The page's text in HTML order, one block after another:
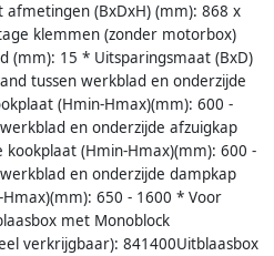
(BxDxH) (mm): 868 x
klemmen (zonder motorbox)
(mm): 15 * Uitsparingsmaat (BxD)
tussen werkblad en onderzijde
(Hmin-Hmax)(mm): 600 -
en onderzijde afzuigkap
(Hmin-Hmax)(mm): 600 -
en onderzijde dampkap
650 - 1600 * Voor
met Monoblock
verkrijgbaar): 841400Uitblaasbox